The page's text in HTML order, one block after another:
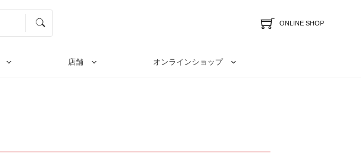
ONLINE SHOP
店舗 オンラインショップ